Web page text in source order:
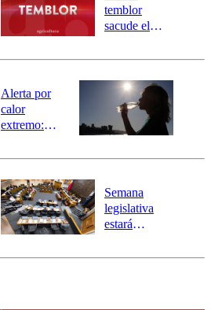
activa
mensajería
SAE
temblor
sacude el
revisa la
epicentro
Alerta por
calor
extremo:
activa Alerta
Preventiva en
tres comunas
Semana
legislativa
estará
el fin de la